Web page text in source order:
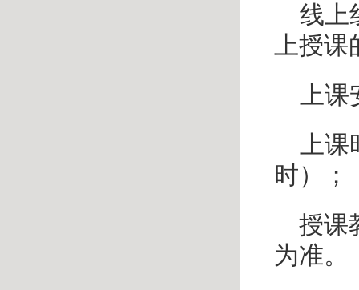
线上
上授课
上课
上课
时）；
授课
为准。